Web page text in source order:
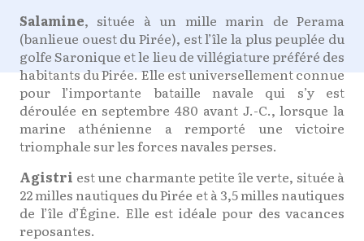
Salamine, située à un mille marin de Perama
(banlieue ouest du Pirée), est l’île la plus peuplée du
golfe Saronique et le lieu de villégiature préféré des
habitants du Pirée. Elle est universellement connue
pour l’importante bataille navale qui s’y est
déroulée en septembre 480 avant J.-C., lorsque la
marine athénienne a remporté une victoire
triomphale sur les forces navales perses.
Agistri est une charmante petite île verte, située à
22 milles nautiques du Pirée et à 3,5 milles nautiques
de l’île d’Égine. Elle est idéale pour des vacances
reposantes.